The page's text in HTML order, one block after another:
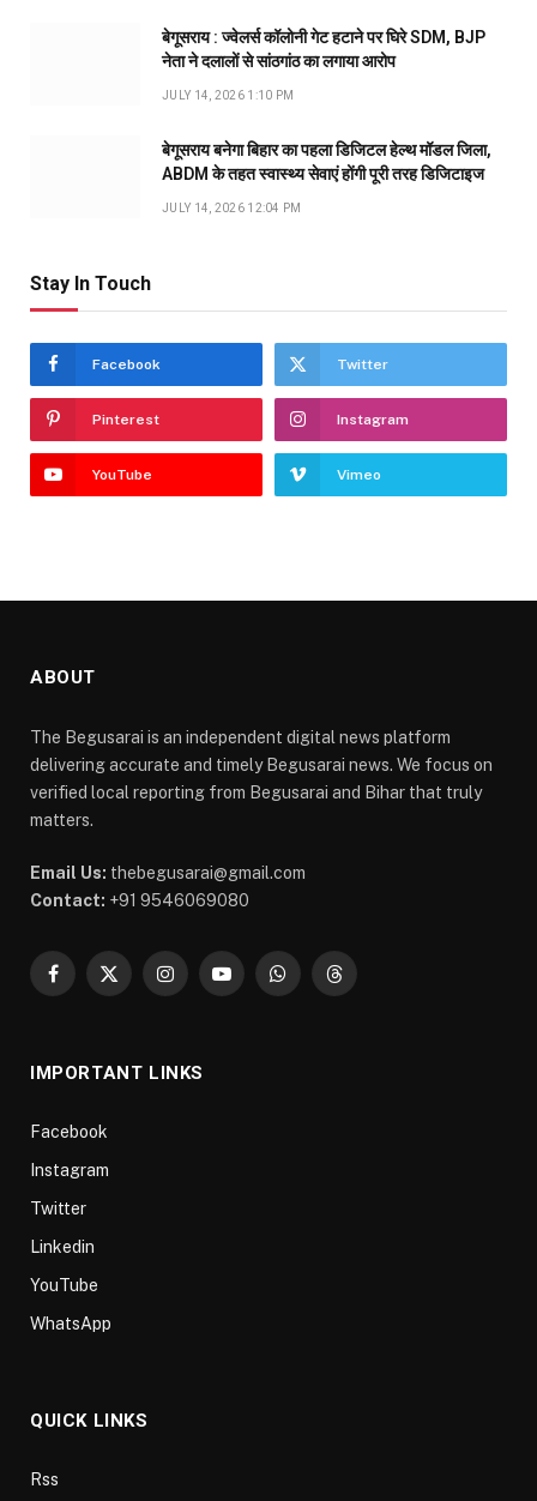
बेगूसराय : ज्वेलर्स कॉलोनी गेट हटाने पर घिरे SDM, BJP
नेता ने दलालों से सांठगांठ का लगाया आरोप
JULY 14, 2026 1:10 PM
बेगूसराय बनेगा बिहार का पहला डिजिटल हेल्थ मॉडल जिला,
ABDM के तहत स्वास्थ्य सेवाएं होंगी पूरी तरह डिजिटाइज
JULY 14, 2026 12:04 PM
Stay In Touch
Facebook Twitter
Pinterest Instagram
YouTube Vimeo
ABOUT
The Begusarai is an independent digital news platform
delivering accurate and timely Begusarai news. We focus on
verified local reporting from Begusarai and Bihar that truly
matters.
Email Us: thebegusarai@gmail.com
Contact: +91 9546069080
Facebook
X
InstagramYouTubeWhatsAppThreads
IMPORTANT LINKS
Facebook
Instagram
Twitter
Linkedin
YouTube
WhatsApp
QUICK LINKS
Rss